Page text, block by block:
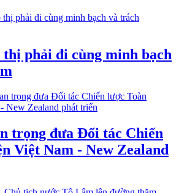
phải đi cùng minh bạch
trọng đưa Đối tác Chiến
Việt Nam - New Zealand